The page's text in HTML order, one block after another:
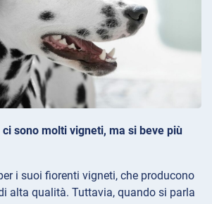
ci sono molti vigneti, ma si beve più
i suoi fiorenti vigneti, che producono
alta qualità. Tuttavia, quando si parla